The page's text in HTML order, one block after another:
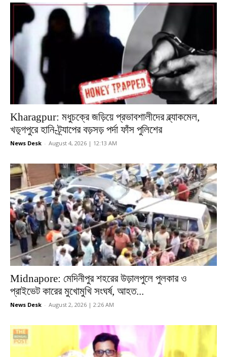
Kharagpur: মধুচক্রে জড়িয়ে প্রভাবশালীদের ব্ল্যাকমেল,
খড়্গপুরে হানি-ট্র্যাপের বড়সড় পর্দা ফাঁস পুলিশের
News Desk - August 4, 2026 | 12:13 AM
Midnapore: মেদিনীপুর শহরের উড়ালপুলে পুলকার ও
প্রাইভেট কারের মুখোমুখি সংঘর্ষ, আহত...
News Desk - August 2, 2026 | 2:26 AM